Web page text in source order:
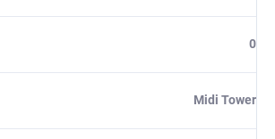
0
Midi Tower